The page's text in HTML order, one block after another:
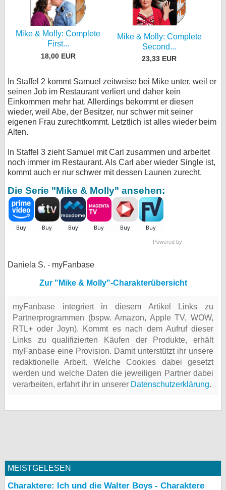
Mike & Molly: Complete
First...
18,00 EUR
Mike & Molly: Complete
Second...
23,33 EUR
In Staffel 2 kommt Samuel zeitweise bei Mike unter, weil er
seinen Job im Restaurant verliert und daher kein
Einkommen mehr hat. Allerdings bekommt er diesen
wieder, weil Abe, der Besitzer, nur schwer mit seiner
eigenen Frau zurechtkommt. Letztlich ist alles wieder beim
Alten.
In Staffel 3 zieht Samuel mit Carl zusammen und arbeitet
noch immer im Restaurant. Als Carl aber wieder Single ist,
kommt auch er nur schwer mit dessen Launen zurecht.
Die Serie "Mike & Molly" ansehen:
Powered by
Daniela S. - myFanbase
Zur "Mike & Molly"-Charakterübersicht
myFanbase integriert in diesem Artikel Links zu
Partnerprogrammen (bspw. Amazon, Apple TV, WOW,
RTL+ oder Joyn). Kommt es nach dem Aufruf dieser
Links zu qualifizierten Käufen der Produkte, erhält
myFanbase eine Provision. Damit unterstützt ihr unsere
redaktionelle Arbeit. Welche Cookies dabei gesetzt
werden und welche Daten die jeweiligen Partner dabei
verarbeiten, erfahrt ihr in unserer Datenschutzerklärung.
MEISTGELESEN
Charaktere: Ich und die Walter Boys - Charaktere